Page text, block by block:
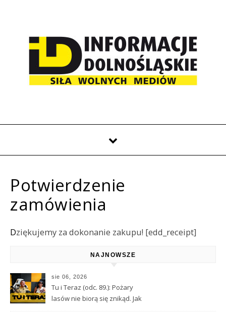
Potwierdzenie
zamówienia
Dziękujemy za dokonanie zakupu! [edd_receipt]
NAJNOWSZE
sie 06, 2026
Tu i Teraz (odc. 89.): Pożary
lasów nie biorą się znikąd. Jak